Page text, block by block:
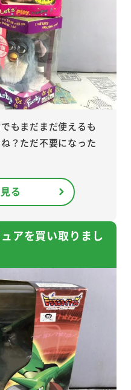
もまだまだ使えるも
？ただ不要になった
る
アを買い取りまし